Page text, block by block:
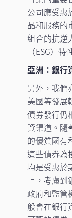
公司應受惠
品和服務的
組合的抗逆
（ESG）特
亞洲：銀行
另外，我們
美國等發展
債券發行仍
資渠道。隨
的優質國有
這些債券為
均是受惠於
上，考慮
政府和監管
般會在銀行